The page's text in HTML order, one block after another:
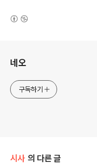
네오
구독하기
시사 의 다른 글